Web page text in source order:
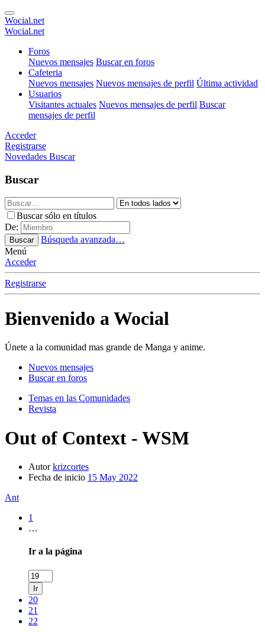
Wocial.net
Wocial.net
Foros
Nuevos mensajes Buscar en foros
Cafeteria
Nuevos mensajes Nuevos mensajes de perfil Última actividad
Usuarios
Visitantes actuales Nuevos mensajes de perfil Buscar
mensajes de perfil
Acceder
Registrarse
Novedades Buscar
Buscar
Buscar sólo en títulos
De:
Buscar
Búsqueda avanzada…
Menú
Acceder
Registrarse
Bienvenido a Wocial
Únete a la comunidad mas grande de Manga y anime.
Nuevos mensajes
Buscar en foros
Temas en las Comunidades
Revista
Out of Context - WSM
Autor krizcortes
Fecha de inicio 15 May 2022
Ant
1
…
Ir a la página
Ir
20
21
22